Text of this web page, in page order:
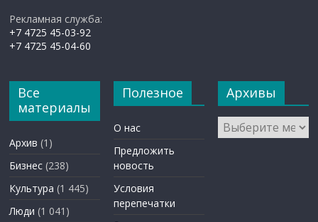
Рекламная служба:
+7 4725 45-03-92
+7 4725 45-04-60
Все
материалы
Архив (1)
Бизнес (238)
Культура (1 445)
Люди (1 041)
Полезное
О нас
Предложить
новость
Условия
перепечатки
Архивы
Архивы